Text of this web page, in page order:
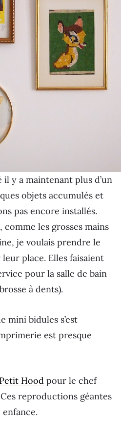
il y a maintenant plus d’un
objets accumulés et
pas encore installés.
comme les grosses mains
je voulais prendre le
place. Elles faisaient
pour la salle de bain
à dents).
mini bidules s’est
est presque
Petit Hood pour le chef
reproductions géantes